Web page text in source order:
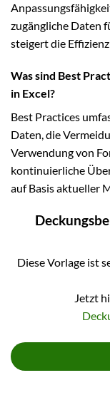
zugängliche Daten
steigert die
Was sind Best
in Excel?
Best Practices
Daten, die
Verwendung von
kontinuierliche
auf Basis aktueller
Diese Vorlage ist
Jetzt